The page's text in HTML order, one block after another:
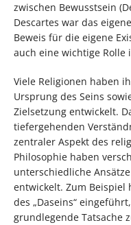
zwischen Bewusstsein
Descartes war das
Beweis für die eigene
auch eine wichtige Rolle
Viele Religionen haben
Ursprung des Seins
Zielsetzung entwickelt.
tiefergehenden
zentraler Aspekt des
Philosophie haben
unterschiedliche
entwickelt. Zum Beispiel
des „Daseins“
grundlegende Tatsache